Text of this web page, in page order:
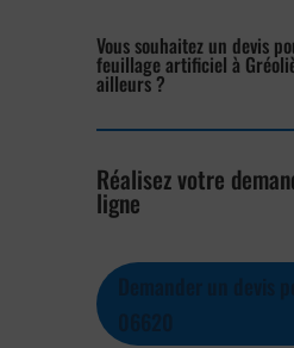
Vous souhaitez un devis
feuillage artificiel à
ailleurs ?
Réalisez votre
ligne